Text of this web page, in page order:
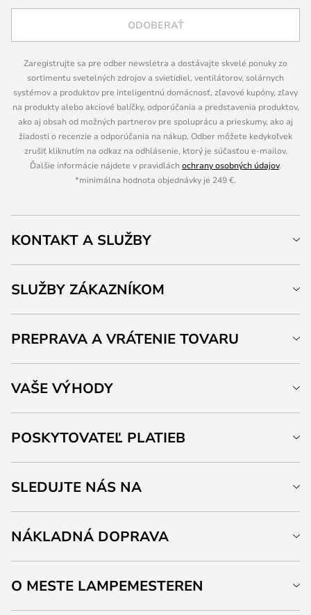
ODOBERAŤ
Zaregistrujte sa pre odber newsletra a dostávajte skvelé ponuky zo
sortimentu svetelných zdrojov a svietidiel, ventilátorov, solárnych
systémov a produktov pre inteligentnú domácnosť, zľavové kupóny, zľavy
na produkty alebo akciové balíčky, odporúčania a predstavenia produktov,
ako aj obsah od možných partnerov pre spoluprácu a prieskumy, ako aj
žiadosti o recenzie a odporúčania na nákup. Odber môžete kedykoľvek
zrušiť kliknutím na odkaz na odhlásenie, ktorý je súčasťou e-mailov.
Ďalšie informácie nájdete v pravidláchochrany osobných údajov.
*minimálna hodnota objednávky je 249 €.
KONTAKT A SLUŽBY
SLUŽBY ZÁKAZNÍKOM
PREPRAVA A VRÁTENIE TOVARU
VAŠE VÝHODY
POSKYTOVATEĽ PLATIEB
SLEDUJTE NÁS NA
NÁKLADNÁ DOPRAVA
O MESTE LAMPEMESTEREN